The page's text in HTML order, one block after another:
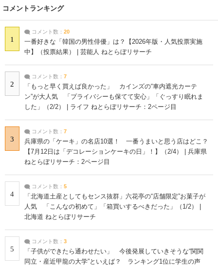
コメントランキング
1
コメント数： 20
一番好きな「韓国の男性俳優」は？【2026年版・人気投票実施
中】（投票結果） | 芸能人 ねとらぼリサーチ
2
コメント数： 7
「もっと早く買えば良かった」 カインズの“車内遮光カーテ
ン”が大人気 「プライバシーも保てて安心」「ぐっすり眠れま
した」（2/2） | ライフ ねとらぼリサーチ：2ページ目
3
コメント数： 7
兵庫県の「ケーキ」の名店10選！ 一番うまいと思う店はどこ？
【7月12日は「デコレーションケーキの日」！】（2/4） | 兵庫県
ねとらぼリサーチ：2ページ目
4
コメント数： 5
「北海道土産としてもセンス抜群」六花亭の“店舗限定”お菓子が
人気 「こんなの初めて」「箱買いするべきだった」（1/2） |
北海道 ねとらぼリサーチ
5
コメント数： 3
「子供ができたら通わせたい」 今後発展していきそうな“関関
同立・産近甲龍の大学”といえば？ ランキング1位に学生の声